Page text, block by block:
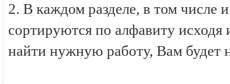
2. В каждом разделе, в том числе
сортируются по алфавиту исходя
найти нужную работу, Вам будет